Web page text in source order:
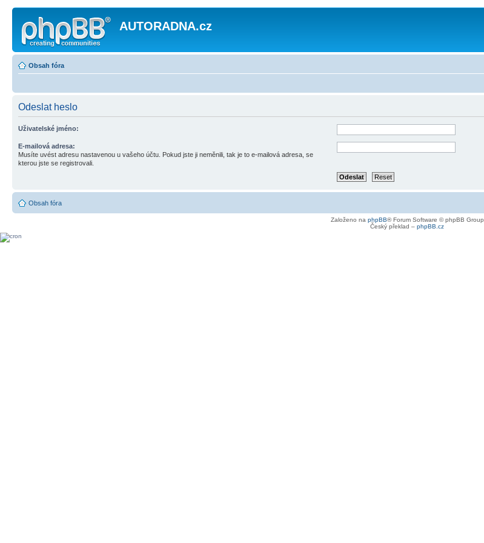
AUTORADNA.cz
Obsah fóra
Odeslat heslo
Uživatelské jméno:
E-mailová adresa:
Musíte uvést adresu nastavenou u vašeho účtu. Pokud jste ji neměnili, tak je to e-mailová adresa, se
kterou jste se registrovali.
Obsah fóra
Založeno na phpBB® Forum Software © phpBB Group
Český překlad – phpBB.cz